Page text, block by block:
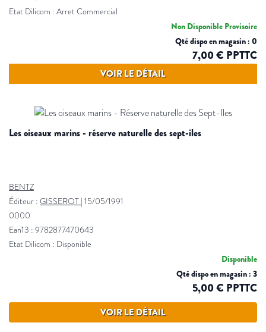
Etat Dilicom : Arret Commercial
Non Disponible Provisoire
Qté dispo en magasin : 0
7,00 € PPTTC
VOIR LE DÉTAIL
les oiseaux marins - réserve naturelle des sept-iles
BENTZ
Éditeur : GISSEROT | 15/05/1991
0000
Ean13 : 9782877470643
Etat Dilicom : Disponible
Disponible
Qté dispo en magasin : 3
5,00 € PPTTC
VOIR LE DÉTAIL